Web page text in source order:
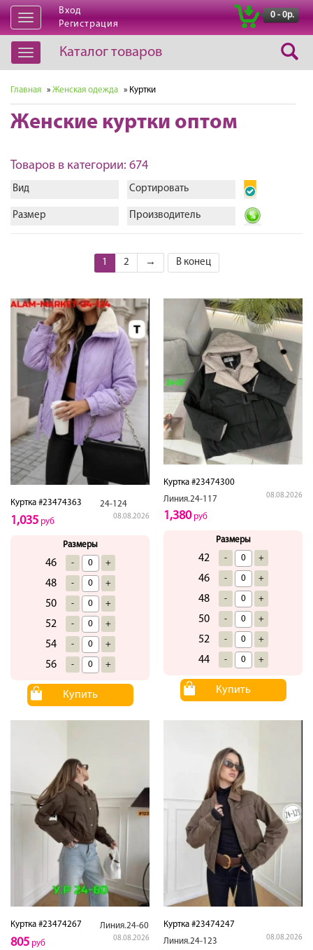
Открыть
навигацию
Вход
Регистрация
0 - 0р.
Открыть
навигацию
Каталог товаров
Главная » Женская одежда » Куртки
Женские куртки оптом
Товаров в категории: 674
Вид Сортировать
Размер Производитель
1 2 → В конец
Куртка #23474363 24-124
08.08.2026
1,035 руб
Размеры
46 - +
48 - +
50 - +
52 - +
54 - +
56 - +
Купить
Куртка #23474300
Линия.24-117
08.08.2026
1,380руб
Размеры
42 - +
46 - +
48 - +
50 - +
52 - +
44 - +
Купить
Куртка #23474267 Линия.24-60
08.08.2026
805 руб
Куртка #23474247
Линия.24-123
08.08.2026